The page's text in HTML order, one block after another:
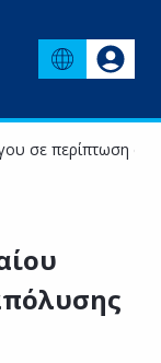
σε περίπτωση